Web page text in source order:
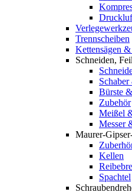
Trennscheiben
Kettensägen
Schneiden,
Bürste
Zubehör
Meißel
Messer
Maurer-
Kellen
Spachtel